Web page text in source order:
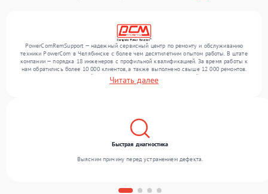
PowerComRemSupport — надежный сервисный центр по ремонту и обслуживанию
техники PowerCom в Челябинске с более чем десятилетним опытом работы. В штате
компании — порядка 18 инженеров с профильной квалификацией. За время работы к
нам обратились более 10 000 клиентов, а также выполнено свыше 12 000 ремонтов.
Ежемесячно в сервисный центр поступает более 300 обращений, включая , , . Мы
работаем с широким спектром неисправностей и обеспечиваем надежный результат
Читать далее
Быстрая диагностика
Выясним причину перед устранением дефекта.